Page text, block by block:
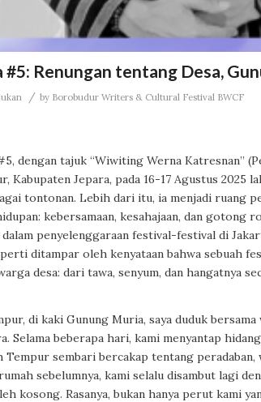
Renungan tentang Desa,
/ by Borobudur Writers & Cultural Festival BWCF
dengan tajuk “Wiwiting Werna Katresnan”
Kabupaten Jepara, pada 16-17 Agustus 2025
tontonan. Lebih dari itu, ia menjadi ruang
kebersamaan, kesahajaan, dan gotong
penyelenggaraan festival-festival di
ditampar oleh kenyataan bahwa sebuah
desa: dari tawa, senyum, dan hangatnya
di kaki Gunung Muria, saya duduk
Selama beberapa hari, kami menyantap
sembari bercakap tentang peradaban,
sebelumnya, kami selalu disambut lagi
kosong. Rasanya, bukan hanya perut kami